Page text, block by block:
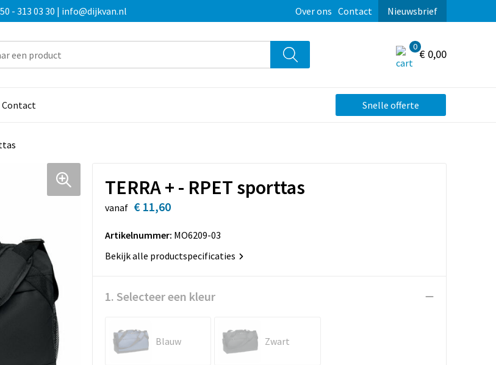
- 313 03 30 | info@dijkvan.nl Over ons Contact Nieuwsbrief
0
€ 0,00
Contact Snelle offerte
TERRA + - RPET sporttas
vanaf € 11,60
Artikelnummer: MO6209-03
Bekijk alle productspecificaties
1. Selecteer een kleur
Blauw Zwart